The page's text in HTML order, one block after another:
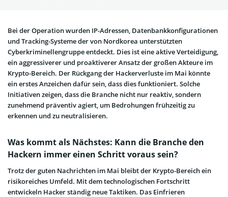
Bei der Operation wurden IP-Adressen, Datenbankkonfigurationen
und Tracking-Systeme der von Nordkorea unterstützten
Cyberkriminellengruppe entdeckt. Dies ist eine aktive Verteidigung,
ein aggressiverer und proaktiverer Ansatz der großen Akteure im
Krypto-Bereich. Der Rückgang der Hackerverluste im Mai könnte
ein erstes Anzeichen dafür sein, dass dies funktioniert. Solche
Initiativen zeigen, dass die Branche nicht nur reaktiv, sondern
zunehmend präventiv agiert, um Bedrohungen frühzeitig zu
erkennen und zu neutralisieren.
Was kommt als Nächstes: Kann die Branche den
Hackern immer einen Schritt voraus sein?
Trotz der guten Nachrichten im Mai bleibt der Krypto-Bereich ein
risikoreiches Umfeld. Mit dem technologischen Fortschritt
entwickeln Hacker ständig neue Taktiken. Das Einfrieren